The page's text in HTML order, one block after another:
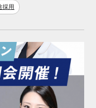
採用